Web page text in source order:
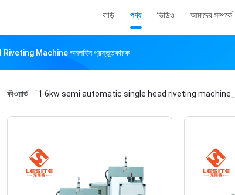
বাড়ি পণ্য ভিডিও আমাদের সম্পর্কে
Machine অনলাইন প্রস্তুতকারক
কীওয়ার্ড 「1 6kw semi automatic single head riveting machine」